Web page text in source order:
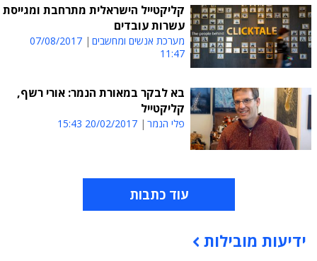
קליקטייל הישראלית מתרחבת ומגייסת
עשרות עובדים
מערכת אנשים ומחשבים
07/08/2017
11:47
בא לבקר במאורת הנמר: אורי רשף,
קליקטייל
פלי הנמר 20/02/2017 15:43
עוד כתבות
תוכן פרסומי
ידיעות מובילות